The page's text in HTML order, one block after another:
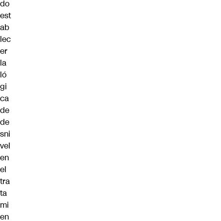
do
est
ab
lec
er
la
ló
gi
ca
de
de
sni
vel
en
el
tra
ta
mi
en